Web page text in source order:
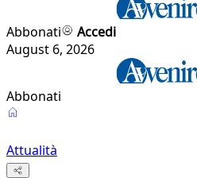
Abbonati
Accedi
August 6, 2026
Abbonati
Attualità